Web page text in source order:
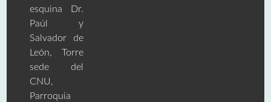
esquina Dr.
Paúl y
Salvador de
León, Torre
sede del
CNU,
Parroquia